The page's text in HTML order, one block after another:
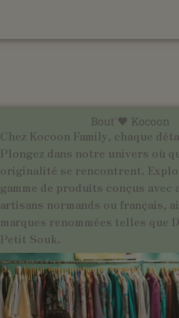
Bout'🖤 Kocoon
Chez Kocoon Family, chaque
Plongez dans notre univers où
originalité se rencontrent.
gamme de produits conçus avec
artisans normands ou français,
marques renommées telles que
Petit Souk.